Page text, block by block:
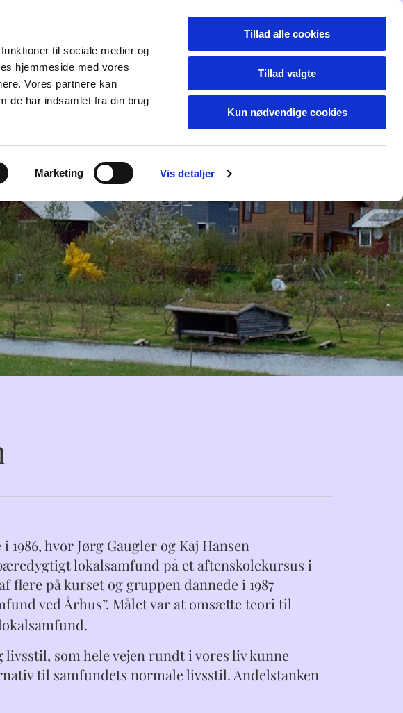
til sociale medier og
hjemmeside med vores
Vores partnere kan
de har indsamlet fra din brug
Marketing Vis detaljer
Tillad alle cookies
Tillad valgte
Kun nødvendige cookies
Galleri Kontakt Mere...
hvor Jørg Gaugler og Kaj Hansen
lokalsamfund på et aftenskolekursus i
flere på kurset og gruppen dannede i 1987
ved Århus”. Målet var at omsætte teori til
som hele vejen rundt i vores liv kunne
til samfundets normale livsstil. Andelstanken